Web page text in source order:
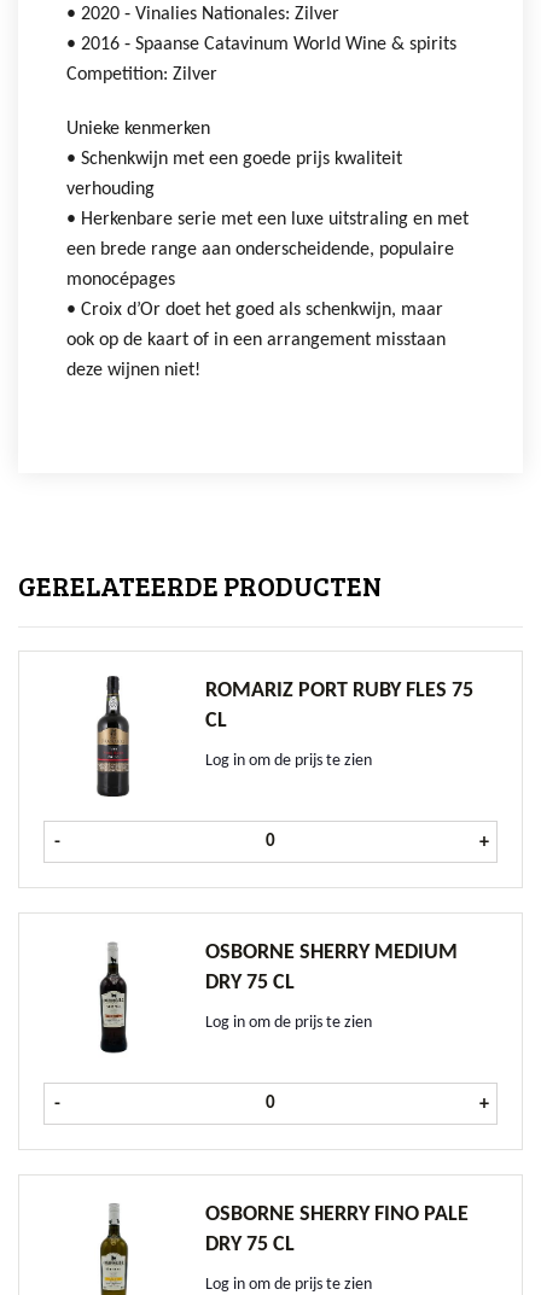
• 2020 ‐ Vinalies Nationales: Zilver
• 2016 ‐ Spaanse Catavinum World Wine & spirits
Competition: Zilver
Unieke kenmerken
• Schenkwijn met een goede prijs kwaliteit
verhouding
• Herkenbare serie met een luxe uitstraling en met
een brede range aan onderscheidende, populaire
monocépages
• Croix d’Or doet het goed als schenkwijn, maar
ook op de kaart of in een arrangement misstaan
deze wijnen niet!
GERELATEERDE PRODUCTEN
ROMARIZ PORT RUBY FLES 75
CL
Log in om de prijs te zien
- Romariz Port Ruby fles 75 cl aantal
+
OSBORNE SHERRY MEDIUM
DRY 75 CL
Log in om de prijs te zien
- Osborne Sherry Medium Dry 75 cl
+
OSBORNE SHERRY FINO PALE
DRY 75 CL
Log in om de prijs te zien